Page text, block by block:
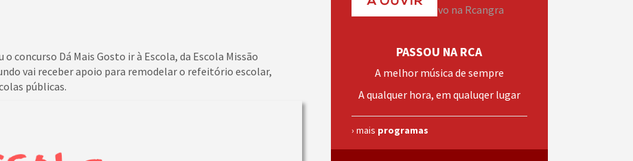
concurso Dá Mais Gosto ir à Escola, da Escola Missão
vai receber apoio para remodelar o refeitório escolar,
públicas.
PASSOU NA RCA
A melhor música de sempre
A qualquer hora, em qualuqer lugar
› mais programas